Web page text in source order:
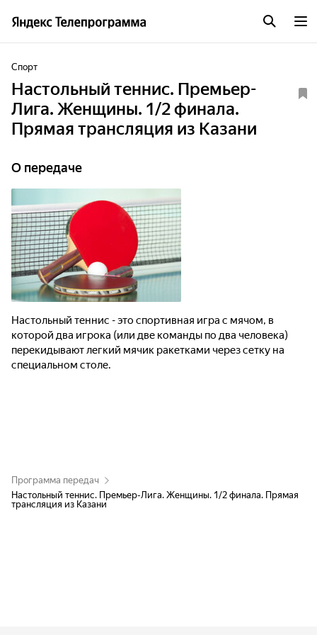
Спорт
Настольный теннис. Премьер-
Лига. Женщины. 1/2 финала.
Прямая трансляция из Казани
О передаче
Настольный теннис - это спортивная игра с мячом, в
которой два игрока (или две команды по два человека)
перекидывают легкий мячик ракетками через сетку на
специальном столе.
Программа передач
Настольный теннис. Премьер-Лига. Женщины. 1/2 финала. Прямая
трансляция из Казани